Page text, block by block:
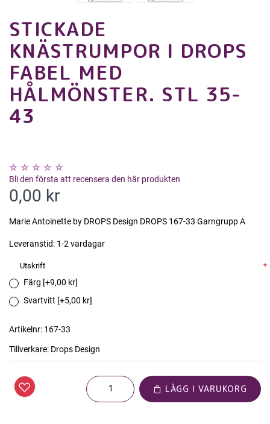
STICKADE
KNÄSTRUMPOR I DROPS
FABEL MED
HÅLMÖNSTER. STL 35-
43
Bli den första att recensera den här produkten
0,00 kr
Marie Antoinette by DROPS Design DROPS 167-33 Garngrupp A
Leveranstid: 1-2 vardagar
Utskrift
*
Färg [+9,00 kr]
Svartvitt [+5,00 kr]
Artikelnr: 167-33
Tillverkare: Drops Design
LÄGG I VARUKORG